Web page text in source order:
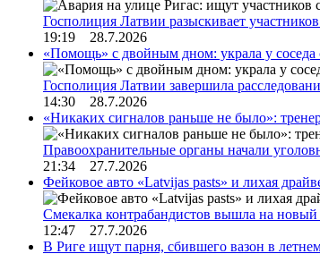
Госполиция Латвии разыскивает
19:19 28.7.2026
«Помощь» с двойным дном: украла у соседа
Госполиция Латвии завершила
14:30 28.7.2026
«Никаких сигналов раньше не было»:
Правоохранительные органы начали
21:34 27.7.2026
Фейковое авто «Latvijas pasts» и лихая
Смекалка контрабандистов вышла на
12:47 27.7.2026
В Риге ищут парня, сбившего вазон в